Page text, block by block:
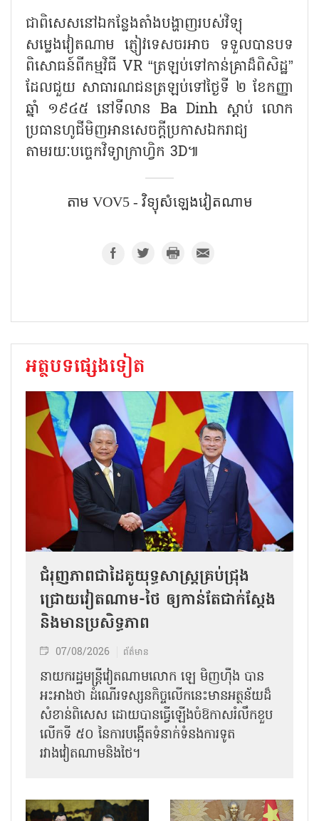
ជាពិសេសនៅឯកន្លែងតាំងបង្ហាញរបស់វិទ្យុ
សម្លេងវៀតណាម ភ្ញៀវទេសចរអាច ទទួលបានបទ
ពិសោធន៍ពីកម្មវិធី VR “ត្រឡប់ទៅកាន់គ្រាដ៏ពិសិដ្ឋ”
ដែលជួយ សាធារណជនត្រឡប់ទៅថ្ងៃទី ២ ខែកញ្ញា
ឆ្នាំ ១៩៤៥ នៅទីលាន Ba Dinh ស្តាប់ លោក
ប្រធានហូជីមិញអានសេចក្តីប្រកាសឯករាជ្យ
តាមរយៈបច្ចេកវិទ្យាក្រាហ្វិក 3D៕
តាម VOV5 - វិទ្យុសំឡេងវៀតណាម
អត្ថបទផ្សេងទៀត
ជំរុញភាពជាដៃគូយុទ្ធសាស្ត្រគ្រប់ជ្រុង
ជ្រោយវៀតណាម-ថៃ ឲ្យកាន់តែជាក់ស្ដែង
និងមានប្រសិទ្ធភាព
07/08/2026 ព័ត៌មាន
នាយករដ្ឋមន្ត្រីវៀតណាមលោក ឡេ មិញហ៊ឹង បាន
អះអាងថា ដំណើរទស្សនកិច្ចលើកនេះមានអត្ថន័យដ៏
សំខាន់ពិសេស ដោយបានធ្វើឡើងចំឱកាសរំលឹកខួប
លើកទី ៥០ នៃការបង្កើតទំនាក់ទំនងការទូត
រវាងវៀតណាមនិងថៃ។